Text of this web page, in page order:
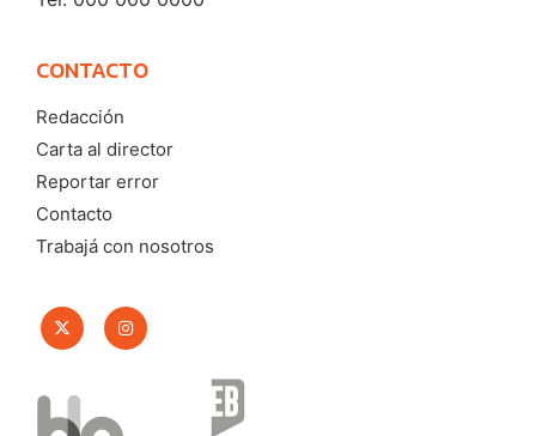
CONTACTO
Redacción
Carta al director
Reportar error
Contacto
Trabajá con nosotros